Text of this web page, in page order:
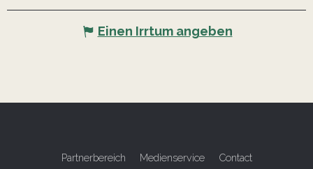
Einen Irrtum angeben
Partnerbereich Medienservice Contact